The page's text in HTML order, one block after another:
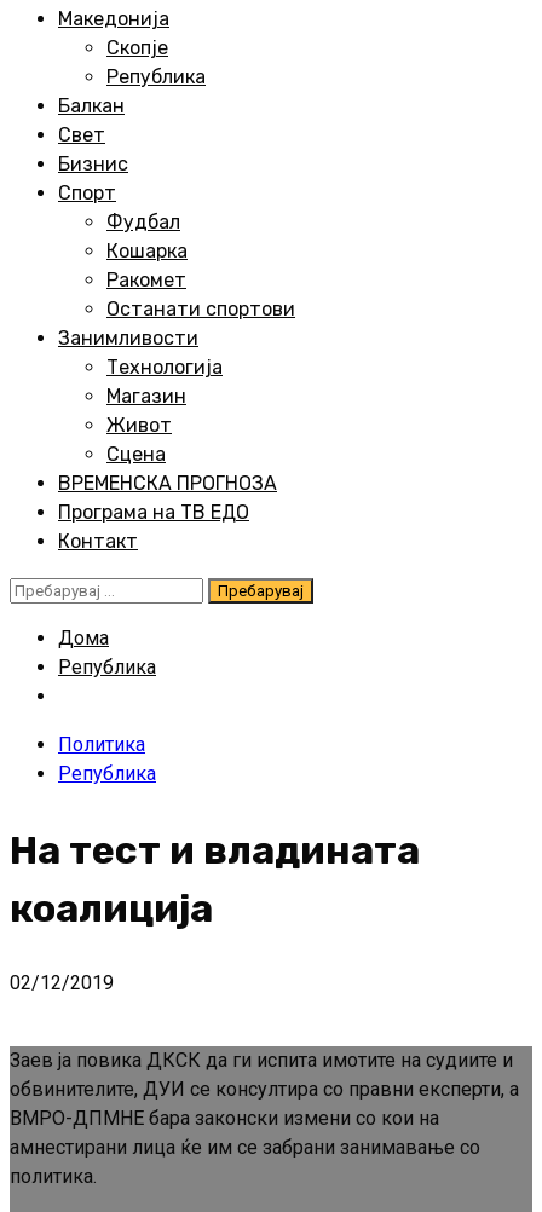
Македонија
Скопје
Република
Балкан
Свет
Бизнис
Спорт
Фудбал
Кошарка
Ракомет
Останати спортови
Занимливости
Технологија
Магазин
Живот
Сцена
ВРЕМЕНСКА ПРОГНОЗА
Програма на ТВ ЕДО
Контакт
Пребарувај
Дома
Република
Политика
Република
На тест и владината
коалиција
02/12/2019
Заев ја повика ДКСК да ги испита имотите на судиите и
обвинителите, ДУИ се консултира со правни експерти, а
ВМРО-ДПМНЕ бара законски измени со кои на
амнестирани лица ќе им се забрани занимавање со
политика.